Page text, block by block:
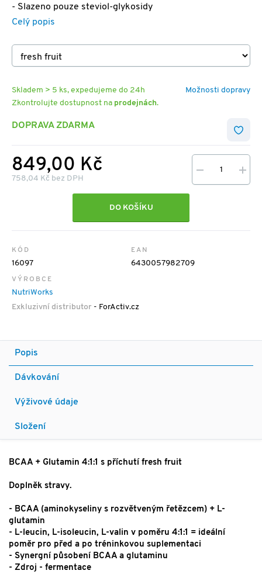
- Slazeno pouze steviol-glykosidy
Celý popis
Možnosti dopravy
Skladem > 5 ks, expedujeme do 24h
Zkontrolujte dostupnost na prodejnách.
DOPRAVA ZDARMA
849,00 Kč
758,04 Kč bez DPH
DO KOŠÍKU
KÓD
16097
EAN
6430057982709
VÝROBCE
NutriWorks
Exkluzivní distributor - ForActiv.cz
Popis
Dávkování
Výživové údaje
Složení
BCAA + Glutamin 4:1:1 s příchutí fresh fruit
Doplněk stravy.
- BCAA (aminokyseliny s rozvětveným řetězcem) + L-
glutamin
- L-leucin, L-isoleucin, L-valin v poměru 4:1:1 = ideální
poměr pro před a po tréninkovou suplementaci
- Synergní působení BCAA a glutaminu
- Zdroj - fermentace